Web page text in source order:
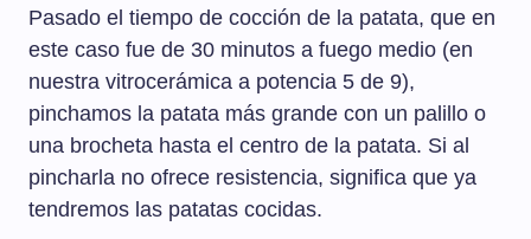
Pasado el tiempo de cocción de la patata, que en
este caso fue de 30 minutos a fuego medio (en
nuestra vitrocerámica a potencia 5 de 9),
pinchamos la patata más grande con un palillo o
una brocheta hasta el centro de la patata. Si al
pincharla no ofrece resistencia, significa que ya
tendremos las patatas cocidas.